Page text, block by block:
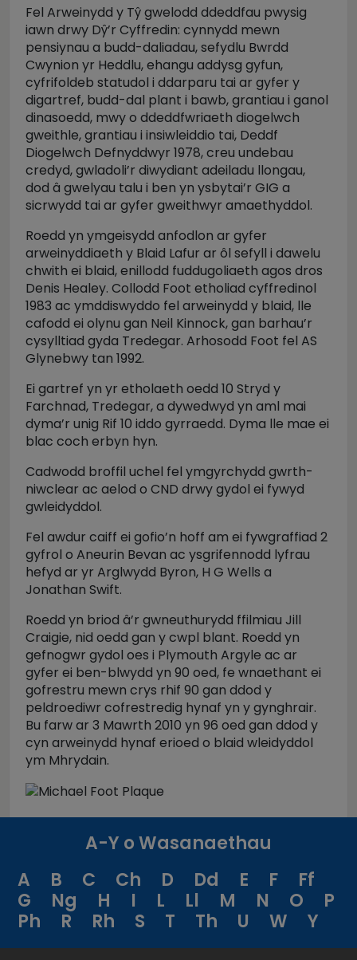
Fel Arweinydd y Tŷ gwelodd ddeddfau pwysig
iawn drwy Dŷ’r Cyffredin: cynnydd mewn
pensiynau a budd-daliadau, sefydlu Bwrdd
Cwynion yr Heddlu, ehangu addysg gyfun,
cyfrifoldeb statudol i ddarparu tai ar gyfer y
digartref, budd-dal plant i bawb, grantiau i ganol
dinasoedd, mwy o ddeddfwriaeth diogelwch
gweithle, grantiau i insiwleiddio tai, Deddf
Diogelwch Defnyddwyr 1978, creu undebau
credyd, gwladoli’r diwydiant adeiladu llongau,
dod â gwelyau talu i ben yn ysbytai’r GIG a
sicrwydd tai ar gyfer gweithwyr amaethyddol.
Roedd yn ymgeisydd anfodlon ar gyfer
arweinyddiaeth y Blaid Lafur ar ôl sefyll i dawelu
chwith ei blaid, enillodd fuddugoliaeth agos dros
Denis Healey. Collodd Foot etholiad cyffredinol
1983 ac ymddiswyddo fel arweinydd y blaid, lle
cafodd ei olynu gan Neil Kinnock, gan barhau’r
cysylltiad gyda Tredegar. Arhosodd Foot fel AS
Glynebwy tan 1992.
Ei gartref yn yr etholaeth oedd 10 Stryd y
Farchnad, Tredegar, a dywedwyd yn aml mai
dyma’r unig Rif 10 iddo gyrraedd. Dyma lle mae ei
blac coch erbyn hyn.
Cadwodd broffil uchel fel ymgyrchydd gwrth-
niwclear ac aelod o CND drwy gydol ei fywyd
gwleidyddol.
Fel awdur caiff ei gofio’n hoff am ei fywgraffiad 2
gyfrol o Aneurin Bevan ac ysgrifennodd lyfrau
hefyd ar yr Arglwydd Byron, H G Wells a
Jonathan Swift.
Roedd yn briod â’r gwneuthurydd ffilmiau Jill
Craigie, nid oedd gan y cwpl blant. Roedd yn
gefnogwr gydol oes i Plymouth Argyle ac ar
gyfer ei ben-blwydd yn 90 oed, fe wnaethant ei
gofrestru mewn crys rhif 90 gan ddod y
peldroediwr cofrestredig hynaf yn y gynghrair.
Bu farw ar 3 Mawrth 2010 yn 96 oed gan ddod y
cyn arweinydd hynaf erioed o blaid wleidyddol
ym Mhrydain.
A-Y o Wasanaethau
A
B C Ch D Dd E F
Ff
G
Ng H I L Ll M N O
P
Ph
R Rh S T Th U W Y